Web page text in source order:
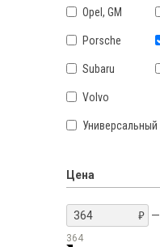
Opel, GM
Porsche
Subaru
Volvo
Универсальный
Цена
—
364